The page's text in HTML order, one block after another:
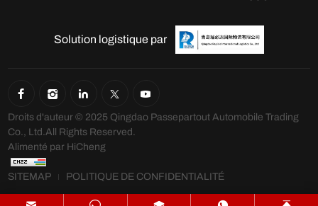
Solution logistique par
Droits d'auteur © 2025 Qingdao Passepartout Automobile Trading
Co., Ltd.All Rights Reserved.
Alimenté par HiCheng
SITEMAP
POLITIQUE DE CONFIDENTIALITÉ